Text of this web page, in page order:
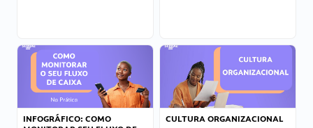
INFOGRÁFICO: COMO
CULTURA ORGANIZACIONAL